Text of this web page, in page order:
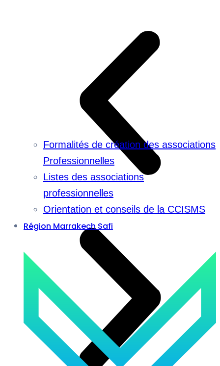
Formalités de création des associations
Professionnelles
Listes des associations
professionnelles
Orientation et conseils de la CCISMS
Région Marrakech Safi